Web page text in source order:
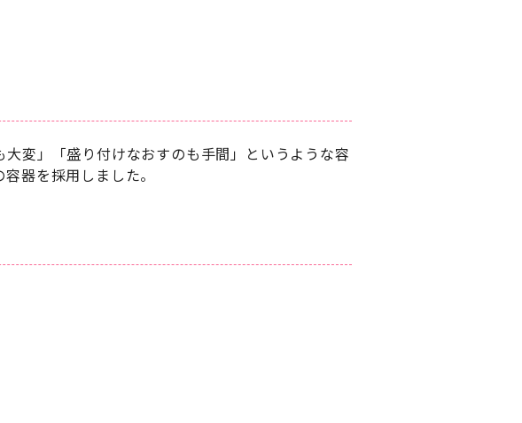
変」「盛り付けなおすのも手間」というような容
器を採用しました。